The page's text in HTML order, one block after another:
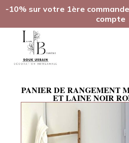
-10% sur votre 1ère
compte
PANIER DE RANGEMENT
ET LAINE NOIR